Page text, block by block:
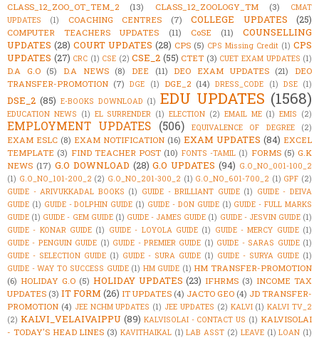
CLASS_12_ZOO_OT_TEM_2
(13) CLASS_12_ZOOLOGY_TM (3)
CMAT
UPDATES
(1) COACHING CENTRES (7) COLLEGE UPDATES (25)
COMPUTER TEACHERS UPDATES (11) CoSE (11)
COUNSELLING
UPDATES (28) COURT UPDATES (28) CPS (5) CPS Missing Credit (1) CPS
UPDATES (27) CRC (1) CSE (2) CSE_2 (55) CTET (3) CUET EXAM UPDATES (1)
D.A G.O (5) D.A NEWS (8) DEE (11) DEO EXAM UPDATES (21)
DEO
TRANSFER-PROMOTION (7) DGE (1) DGE_2 (14) DRESS_CODE (1) DSE (1)
DSE_2 (85) E-BOOKS DOWNLOAD (1) EDU UPDATES (1568)
EDUCATION NEWS (1) EL SURRENDER (1) ELECTION (2) EMAIL ME (1) EMIS (2)
EMPLOYMENT UPDATES (506) EQUIVALENCE OF DEGREE (2)
EXAM ESLC (8) EXAM NOTIFICATION (16) EXAM UPDATES (84) EXCEL
TEMPLATE (3) FIND TEACHER POST (10) FONTS -TAMIL (1) FORMS (5) G.K
NEWS (17) G.O DOWNLOAD (28) G.O UPDATES (94) G.O_NO_001-100_2
(1) G.O_NO_101-200_2 (2) G.O_NO_201-300_2 (1) G.O_NO_601-700_2 (1) GPF (2)
GUIDE - ARIVUKKADAL BOOKS (1) GUIDE - BRILLIANT GUIDE (1) GUIDE - DEIVA
GUIDE (1) GUIDE - DOLPHIN GUIDE (1) GUIDE - DON GUIDE (1) GUIDE - FULL MARKS
GUIDE (1) GUIDE - GEM GUIDE (1) GUIDE - JAMES GUIDE (1) GUIDE - JESVIN GUIDE (1)
GUIDE - KONAR GUIDE (1) GUIDE - LOYOLA GUIDE (1) GUIDE - MERCY GUIDE (1)
GUIDE - PENGUIN GUIDE (1) GUIDE - PREMIER GUIDE (1) GUIDE - SARAS GUIDE (1)
GUIDE - SELECTION GUIDE (1) GUIDE - SURA GUIDE (1) GUIDE - SURYA GUIDE (1)
GUIDE - WAY TO SUCCESS GUIDE (1) HM GUIDE (1) HM TRANSFER-PROMOTION
(6) HOLIDAY G.O (5) HOLIDAY UPDATES (23) IFHRMS (3) INCOME TAX
UPDATES (3) IT FORM (26) IT UPDATES (4) JACTO GEO (4) JD TRANSFER-
PROMOTION (4) JEE NCHM UPDATES (1) JEE UPDATES (2) KALVI (1) KALVI TV_2
(2) KALVI_VELAIVAIPPU (89) KALVISOLAI - CONTACT US (1) KALVISOLAI
- TODAY'S HEAD LINES (3) KAVITHAIKAL (1) LAB ASST (2) LEAVE (1) LOAN (1)